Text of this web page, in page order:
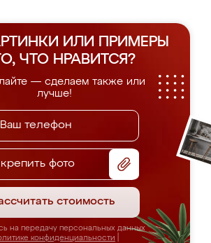
ИЛИ ПРИМЕРЫ
ЧТО НРАВИТСЯ?
— сделаем также или
лучше!
фото
стоимость
на передачу персональных данных
конфиденциальности